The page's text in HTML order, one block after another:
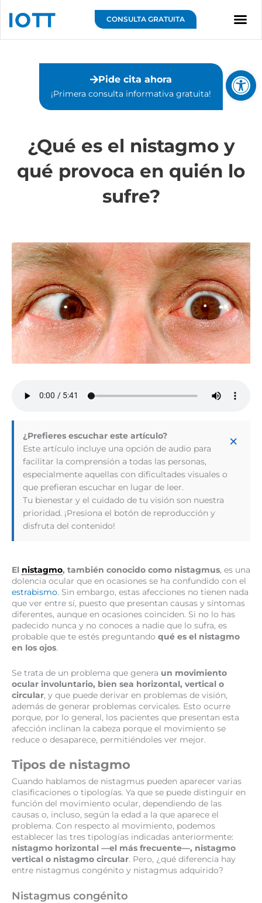
Abrir
contenido
CONSULTA GRATUITA
Pide cita ahora
¡Primera consulta informativa gratuita!⁣
¿Qué es el nistagmo y
qué provoca en quién lo
sufre?
¿Prefieres escuchar este artículo?
Este artículo incluye una opción de audio para
facilitar la comprensión a todas las personas,
especialmente aquellas con dificultades visuales o
que prefieran escuchar en lugar de leer.
Tu bienestar y el cuidado de tu visión son nuestra
prioridad. ¡Presiona el botón de reproducción y
disfruta del contenido!
×
El nistagmo, también conocido como nistagmus, es una
dolencia ocular que en ocasiones se ha confundido con el
estrabismo. Sin embargo, estas afecciones no tienen nada
que ver entre sí, puesto que presentan causas y síntomas
diferentes, aunque en ocasiones coinciden. Si no lo has
padecido nunca y no conoces a nadie que lo sufra, es
probable que te estés preguntando qué es el nistagmo
en los ojos.
Se trata de un problema que genera un movimiento
ocular involuntario, bien sea horizontal, vertical o
circular, y que puede derivar en problemas de visión,
además de generar problemas cervicales. Esto ocurre
porque, por lo general, los pacientes que presentan esta
afección inclinan la cabeza porque el movimiento se
reduce o desaparece, permitiéndoles ver mejor.
Tipos de nistagmo
Cuando hablamos de nistagmus pueden aparecer varias
clasificaciones o tipologías. Ya que se puede distinguir en
función del movimiento ocular, dependiendo de las
causas o, incluso, según la edad a la que aparece el
problema. Con respecto al movimiento, podemos
establecer las tres tipologías indicadas anteriormente:
nistagmo horizontal —el más frecuente—, nistagmo
vertical o nistagmo circular. Pero, ¿qué diferencia hay
entre nistagmus congénito y nistagmus adquirido?
Nistagmus congénito